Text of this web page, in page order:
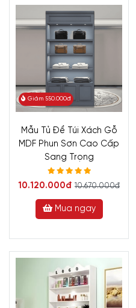
Giảm 550.000đ
Mẫu Tủ Để Túi Xách Gỗ
MDF Phun Sơn Cao Cấp
Sang Trọng
10.120.000đ 10.670.000đ
Mua ngay